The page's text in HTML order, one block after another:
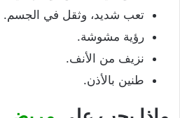
تعب شديد، وثقل في الجسم.
رؤية مشوشة.
نزيف من الأنف.
طنين بالأذن.